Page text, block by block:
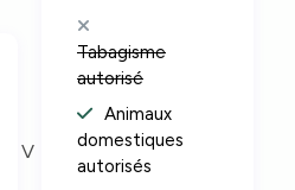
V D
Tabagisme
autorisé
Animaux
domestiques
autorisés